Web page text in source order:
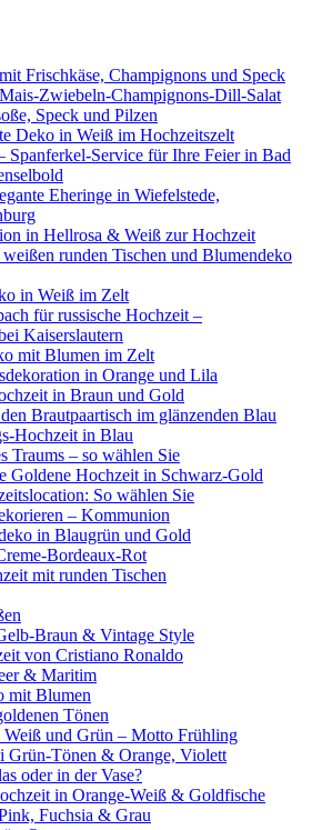
Frischkäse, Champignons und Speck
Zwiebeln-Champignons-Dill-Salat
Speck und Pilzen
Deko in Weiß im Hochzeitszelt
Spanferkel-Service für Ihre Feier in Bad
Eheringe in Wiefelstede,
in Hellrosa & Weiß zur Hochzeit
runden Tischen und Blumendeko
in Weiß im Zelt
für russische Hochzeit –
Kaiserslautern
mit Blumen im Zelt
in Orange und Lila
in Braun und Gold
Brautpaartisch im glänzenden Blau
Hochzeit in Blau
Traums – so wählen Sie
Goldene Hochzeit in Schwarz-Gold
So wählen Sie
– Kommunion
in Blaugrün und Gold
Bordeaux-Rot
mit runden Tischen
Braun & Vintage Style
von Cristiano Ronaldo
& Maritim
mit Blumen
Tönen
und Grün – Motto Frühling
Grün-Tönen & Orange, Violett
oder in der Vase?
in Orange-Weiß & Goldfische
Fuchsia & Grau